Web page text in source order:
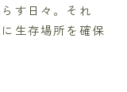
す日々。それ
生存場所を確保